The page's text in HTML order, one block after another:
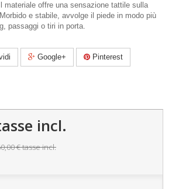
materiale offre una sensazione tattile sulla
e stabile, avvolge il piede in modo più
passaggi o tiri in porta.
Google+ Pinterest
incl.
€tasse incl.